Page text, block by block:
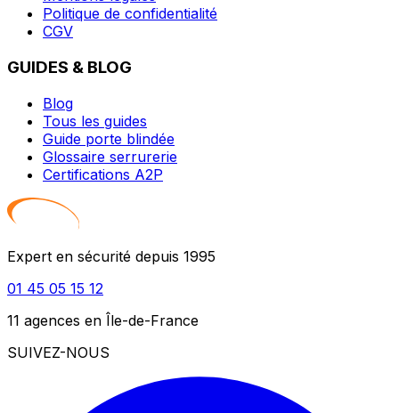
Politique de confidentialité
CGV
GUIDES & BLOG
Blog
Tous les guides
Guide porte blindée
Glossaire serrurerie
Certifications A2P
Expert en sécurité depuis 1995
01 45 05 15 12
11 agences en Île-de-France
SUIVEZ-NOUS